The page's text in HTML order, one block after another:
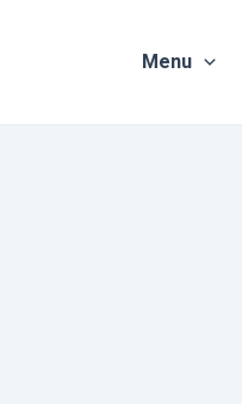
Menu